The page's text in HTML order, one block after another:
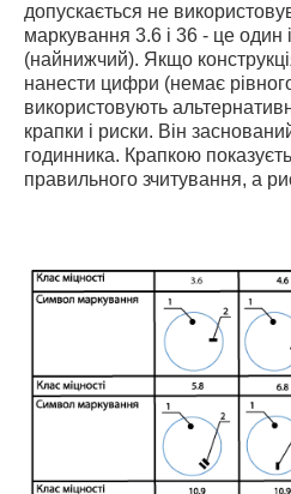
допускається не
маркування 3.6 і 36 - це один
(найнижчий). Якщо
нанести цифри (немає
використовують
крапки і риски. Він
годинника. Крапкою
правильного зчитування, а